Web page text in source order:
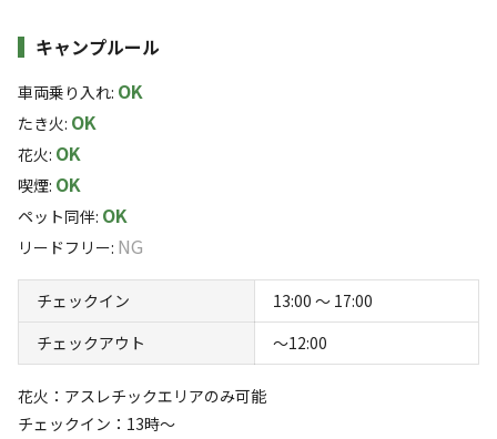
をご連絡いただけますと、他のお客様のご利用状況をふまえ
せください！
キャンプルール
車両乗り入れ: OK
たき火: OK
花火: OK
喫煙: OK
ペット同伴: OK
リードフリー: NG
チェックイン
13:00 〜 17:00
チェックアウト
〜12:00
花火：アスレチックエリアのみ可能
チェックイン：13時～
キャンペーン